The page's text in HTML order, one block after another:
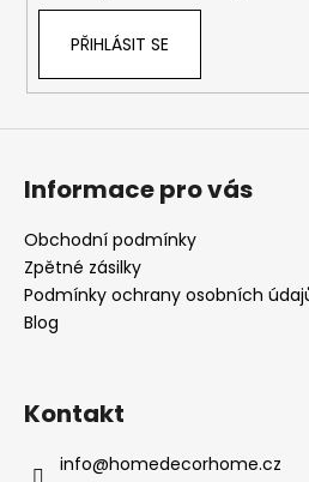
PŘIHLÁSIT SE
Informace pro vás
Obchodní podmínky
Zpětné zásilky
Podmínky ochrany osobních
Blog
Kontakt
info@homedecorhome.cz